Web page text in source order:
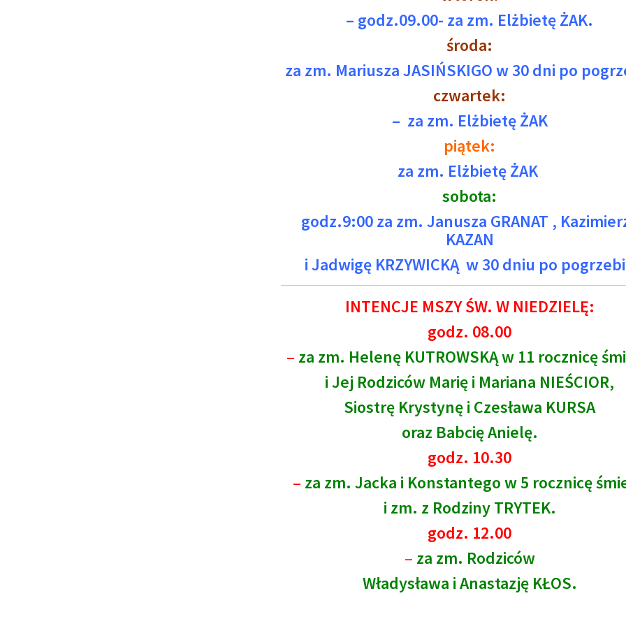
– godz.09.00- za zm. Elżbietę ŻAK.
środa:
za zm. Mariusza JASIŃSKIGO w 30 dni po
czwartek:
– za zm. Elżbietę ŻAK
piątek:
za zm. Elżbietę ŻAK
sobota:
godz.9:00 za zm. Janusza GRANAT ,
KAZAN
i Jadwigę KRZYWICKĄ w 30 dniu po
INTENCJE MSZY ŚW. W NIEDZIELĘ:
godz. 08.00
– za zm. Helenę KUTROWSKĄ w 11 rocznicę
i Jej Rodziców Marię i Mariana NIEŚCIOR,
Siostrę Krystynę i Czesława KURSA
oraz Babcię Anielę.
godz. 10.30
– za zm. Jacka i Konstantego w 5 rocznicę
i zm. z Rodziny TRYTEK.
godz. 12.00
– za zm. Rodziców
Władysława i Anastazję KŁOS.